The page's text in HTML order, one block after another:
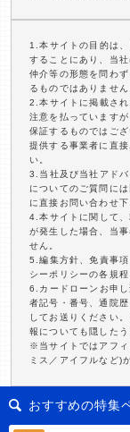
1.本サイトの目的は
することにあり、当
仲介等の形態を問わ
るものではありません
2.本サイトに掲載さ
注意を払っています
保証するものではご
提供する事業者に直
い。
3.当社及び当社アド
についてのご質問に
に直接お問い合わせ下
4.本サイトに関して
が発生した場合、当
せん。
5.編集方針、免責事
シーポリシーの各規
6.カードローンお申
者記号・番号、通院
してお送りください
報についても隠した
※当サイトではアフィ
ミス／アイフルなど)
おすすめの特集